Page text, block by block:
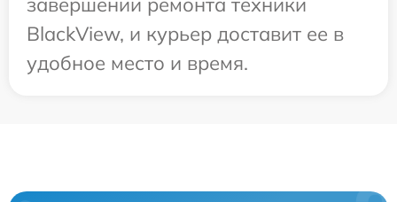
BlackView, и курьер доставит ее в
удобное место и время.